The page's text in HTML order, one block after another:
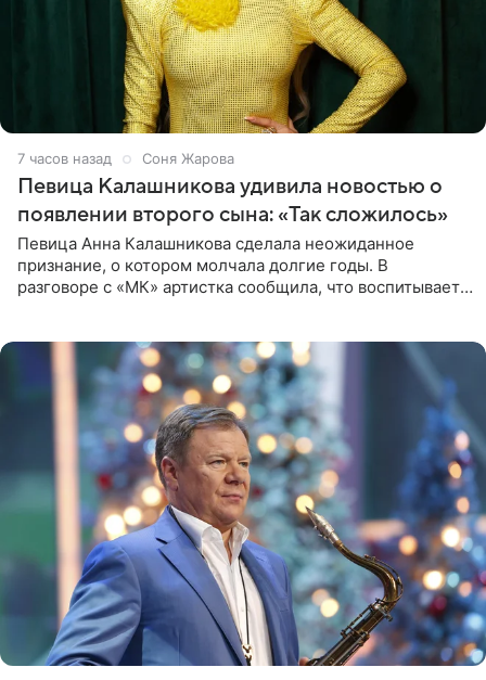
7 часов назад Соня Жарова
Певица Калашникова удивила новостью о
появлении второго сына: «Так сложилось»
Певица Анна Калашникова сделала неожиданное
признание, о котором молчала долгие годы. В
разговоре с «МК» артистка сообщила, что воспитывает